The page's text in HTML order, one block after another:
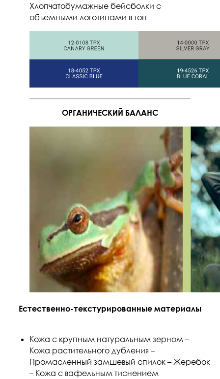
Хлопчатобумажные бейсболки с
объемными логотипами в тон
ОРГАНИЧЕСКИЙ БАЛАНС
Естественно-текстурированные материалы
Кожа с крупным натуральным зерном –
Кожа растительного дубления –
Промасленный замшевый спилок – Жеребок
– Кожа с вафельным тиснением